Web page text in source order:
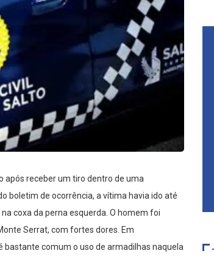
após receber um tiro dentro de uma
boletim de ocorrência, a vítima havia ido até
coxa da perna esquerda. O homem foi
Serrat, com fortes dores. Em
bastante comum o uso de armadilhas naquela